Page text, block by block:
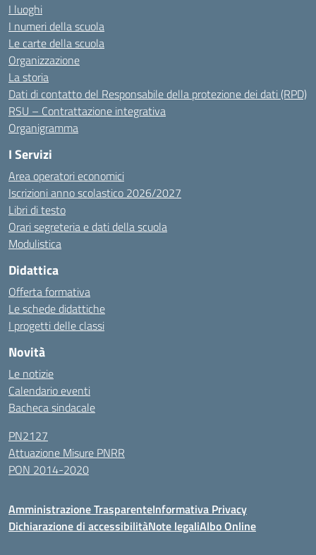
I luoghi
I numeri della scuola
Le carte della scuola
Organizzazione
La storia
Dati di contatto del Responsabile della protezione dei dati (RPD)
RSU – Contrattazione integrativa
Organigramma
I Servizi
Area operatori economici
Iscrizioni anno scolastico 2026/2027
Libri di testo
Orari segreteria e dati della scuola
Modulistica
Didattica
Offerta formativa
Le schede didattiche
I progetti delle classi
Novità
Le notizie
Calendario eventi
Bacheca sindacale
PN2127
Attuazione Misure PNRR
PON 2014-2020
Amministrazione TrasparenteInformativa Privacy
Dichiarazione di accessibilitàNote legaliAlbo Online